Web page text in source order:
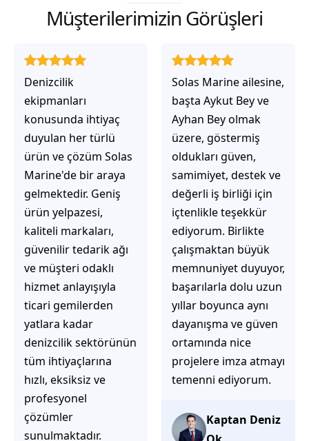
Müşterilerimizin Görüşleri
Solas Marine ailesine,
başta Aykut Bey ve
Ayhan Bey olmak
üzere, göstermiş
oldukları güven,
samimiyet, destek ve
değerli iş birliği için
içtenlikle teşekkür
ediyorum. Birlikte
çalışmaktan büyük
memnuniyet duyuyor,
başarılarla dolu uzun
yıllar boyunca aynı
dayanışma ve güven
ortamında nice
projelere imza atmayı
temenni ediyorum.
Kaptan Deniz
Solas Marine ile
çalıştığınızda,
işlerinin gerçekten
çözüm üretmeye
odaklı olduğunu
hemen fark
ediyorsunuz.
İhtiyaçlarınıza hızlı ve
doğru çözümler
sunmaya çalışıyorlar.
Müşteri
memnuniyetini ön
planda tutan
yaklaşımları, ilgili
iletişimleri ve
güvenilir hizmet
anlayışları sayesinde
başarılı bir ekip
olduklarını